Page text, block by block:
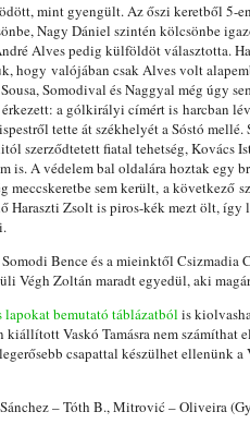
mint gyengült. Az őszi keretből 5-
Nagy Dániel szintén kölcsönbe
Alves pedig külföldöt választotta.
hogy valójában csak Alves volt
Somodival és Naggyal még úgy
a gólkirályi címért is harcban
tette át székhelyét a Sóstó
szerződtetett fiatal tehetség, Kovács
is. A védelem bal oldalára hoztak egy
meccskeretbe sem került, a következő
Haraszti Zsolt is piros-kék mezt ölt,
Bence és a mieinktől Csizmadia
Végh Zoltán maradt egyedül, aki
lapokat bemutató táblázatból is
kiállított Vaskó Tamásra nem
csapattal készülhet ellenünk
– Tóth B., Mitrović – Oliveira